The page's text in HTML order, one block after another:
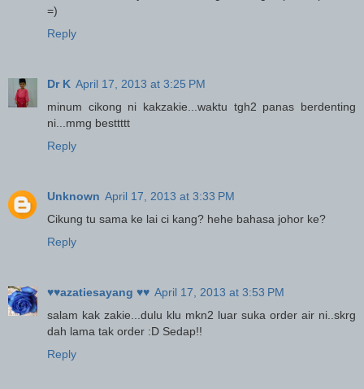
=)
Reply
Dr K April 17, 2013 at 3:25 PM
minum cikong ni kakzakie...waktu tgh2 panas berdenting
ni...mmg besttttt
Reply
Unknown April 17, 2013 at 3:33 PM
Cikung tu sama ke lai ci kang? hehe bahasa johor ke?
Reply
♥♥azatiesayang ♥♥ April 17, 2013 at 3:53 PM
salam kak zakie...dulu klu mkn2 luar suka order air ni..skrg
dah lama tak order :D Sedap!!
Reply